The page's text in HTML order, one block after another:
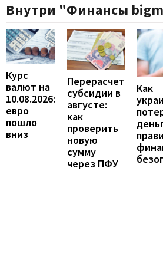
Внутри "Финансы
Курс
валют на
10.08.2026:
евро
пошло
вниз
Перерасчет
субсидии в
августе:
как
проверить
новую
сумму
через ПФУ
Как